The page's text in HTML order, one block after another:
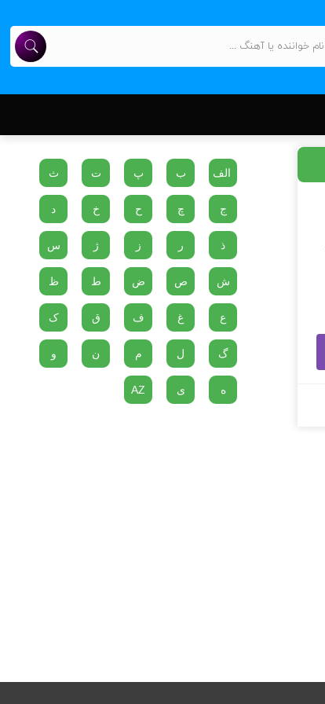
الف ب پ ت ث
ج چ ح خ د
ذ ر ز ژ س
ش ص ض ط ظ
ع غ ف ق ک
گ ل م ن و
ه ی AZ